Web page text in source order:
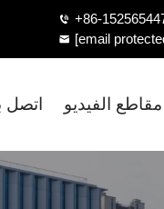
+86-
[email
مقاطع الفيديو اتصل